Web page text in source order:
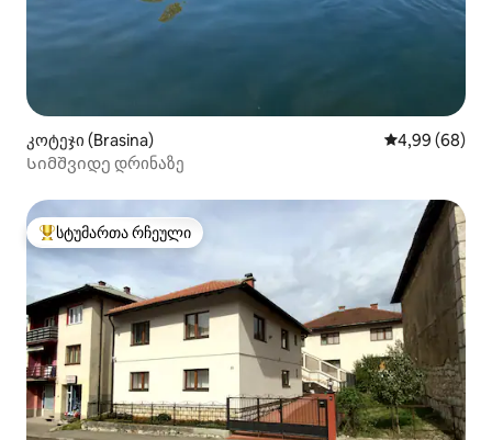
კოტეჯი (Brasina) საშუალო
4,99 (68)
Სიმშვიდე დრინაზე
სტუმართა რჩეული მოწინავე ვარიანტი
სტუმართა რჩეული